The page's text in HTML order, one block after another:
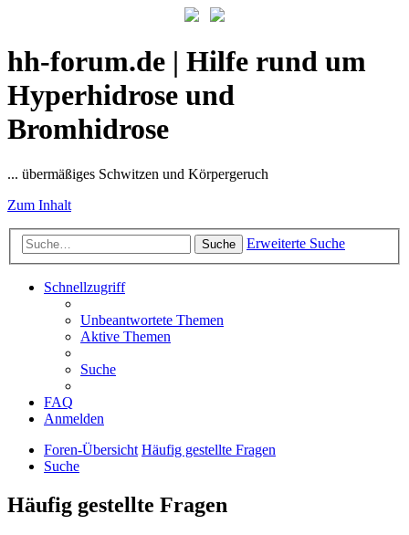
hh-forum.de | Hilfe rund um
Hyperhidrose und
Bromhidrose
... übermäßiges Schwitzen und Körpergeruch
Zum Inhalt
Suche Erweiterte Suche
Schnellzugriff
Unbeantwortete Themen
Aktive Themen
Suche
FAQ
Anmelden
Foren-Übersicht Häufig gestellte Fragen
Suche
Häufig gestellte Fragen